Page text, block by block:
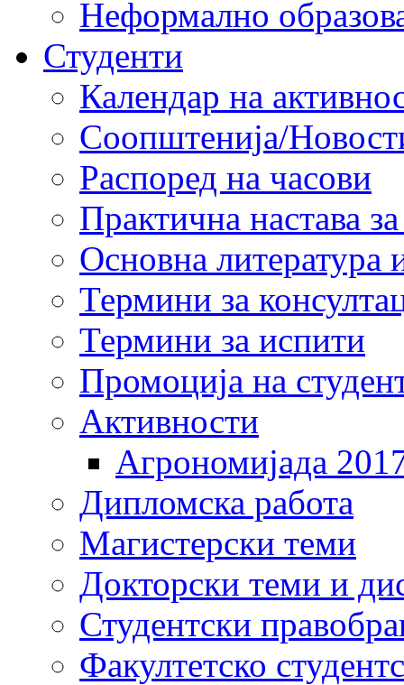
Неформално
Студенти
Календар на
Соопштенија/
Распоред на часови
Практична настава
Основна литература
Термини за
Термини за испити
Промоција на
Активности
Агрономијада
Дипломска работа
Магистерски теми
Докторски теми и
Студентски
Факултетско